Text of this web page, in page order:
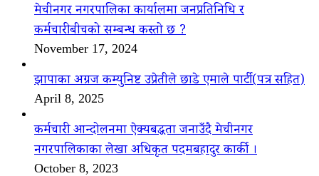
मेचीनगर नगरपालिका कार्यालमा जनप्रतिनिधि र
कर्मचारीबीचको सम्बन्ध कस्तो छ ?
November 17, 2024
झापाका अग्रज कम्युनिष्ट उप्रेतीले छाडे एमाले पार्टी(पत्र सहित)
April 8, 2025
कर्मचारी आन्दोलनमा ऐक्यबद्धता जनाउँदै मेचीनगर
नगरपालिकाका लेखा अधिकृत पदमबहादुर कार्की ।
October 8, 2023